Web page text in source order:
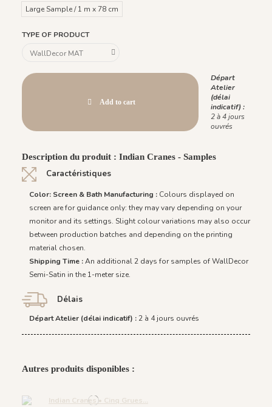
Large Sample / 1 m x 78 cm
TYPE OF PRODUCT
Add to cart
Départ
Atelier
(délai
indicatif) :
2 à 4 jours
ouvrés
Description du produit : Indian Cranes - Samples
Caractéristiques
Color: Screen & Bath Manufacturing : Colours displayed on
screen are for guidance only: they may vary depending on your
monitor and its settings. Slight colour variations may also occur
between production batches and depending on the printing
material chosen.
Shipping Time :An additional 2 days for samples of WallDecor
Semi-Satin in the 1-meter size.
Délais
Départ Atelier (délai indicatif) :2 à 4 jours ouvrés
Autres produits disponibles :